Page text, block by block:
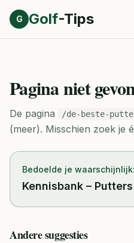
Direct naar inhoud
G Golf-Tips
Pagina niet
De pagina /de-beste-
(meer). Misschien zoek je
Bedoelde je waarschijnlijk:
Kennisbank – Putters
Andere suggesties